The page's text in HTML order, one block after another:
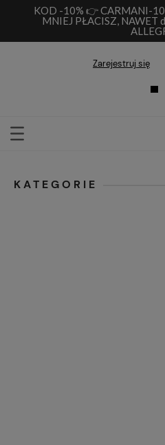
KOD -10% 👉 CARMANI-10
MNIEJ PŁACISZ, NAWET
Zarejestruj się
KATEGORIE